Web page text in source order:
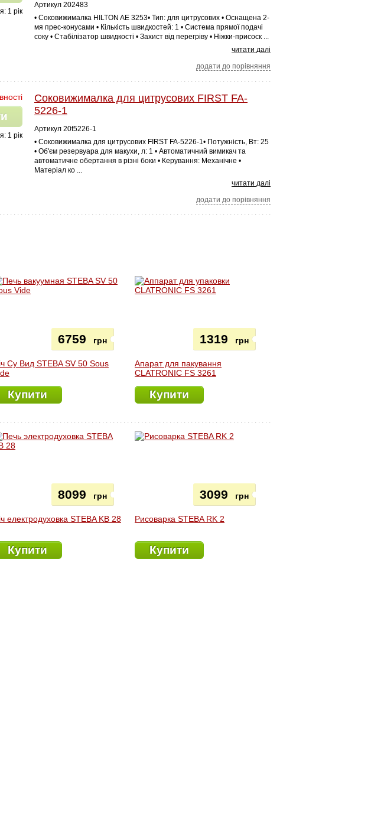
1 рік
Артикул 202483
• Соковижималка HILTON AE 3253• Тип: для цитрусових • Оснащена 2-
мя прес-конусами • Кількість швидкостей: 1 • Система прямої подачі
соку • Стабілізатор швидкості • Захист від перегріву • Ніжки-присоск ...
читати далі
додати до порівняння
1 рік
Соковижималка для цитрусових FIRST FA-
5226-1
Артикул 20f5226-1
• Соковижималка для цитрусових FIRST FA-5226-1• Потужність, Вт: 25
• Об'єм резервуара для макухи, л: 1 • Автоматичний вимикач та
автоматичне обертання в різні боки • Керування: Механічне •
Матеріал ко ...
читати далі
додати до порівняння
Су Вид STEBA SV 50 Sous
6759 грн
Купити
Апарат для пакування
CLATRONIC FS 3261
1319 грн
Купити
електродуховка STEBA KB 28
8099 грн
Купити
Рисоварка STEBA RK 2
3099 грн
Купити